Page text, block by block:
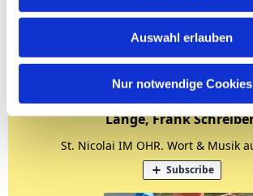
Auswahl erlauben
Nur notwendige Cookies